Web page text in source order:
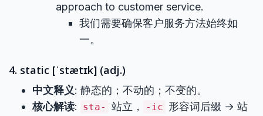
approach to customer service.
我们需要确保客户服务方法始终如
一。
4. static [ˈstætɪk] (adj.)
中文释义: 静态的；不动的；不变的。
核心解读: sta- 站立， -ic 形容词后缀 → 站